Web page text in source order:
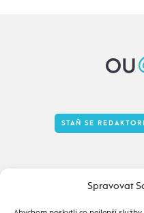
Spravovat
Tady
STAŇ SE